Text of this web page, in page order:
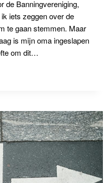
de Banningvereniging,
iets zeggen over de
te gaan stemmen. Maar
is mijn oma ingeslapen
om dit…